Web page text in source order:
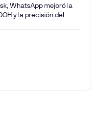
WhatsApp mejoró la
y la precisión del